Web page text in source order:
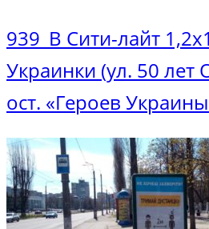
939_В Сити-лайт
Украинки (ул. 50 лет
ост. «Героев